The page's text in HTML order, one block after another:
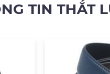
TIN THẮT